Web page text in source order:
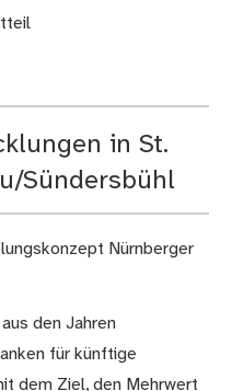
in St.
Sündersbühl
Nürnberger
den Jahren
für künftige
dem Ziel, den Mehrwert